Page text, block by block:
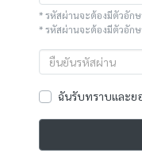
* รหัสผ่านจะต้องมีตัวอัก
* รหัสผ่านจะต้องมีตัวอัก
ฉันรับทราบและย